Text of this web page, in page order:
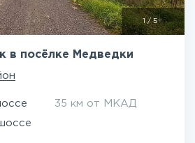
1 /5
в посёлке Медведки
35 км от МКАД